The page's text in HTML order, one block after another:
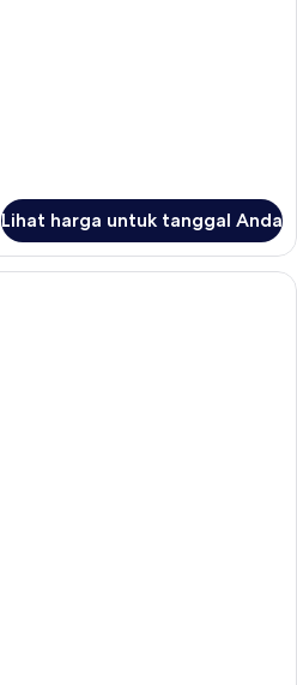
Lihat harga untuk tanggal Anda